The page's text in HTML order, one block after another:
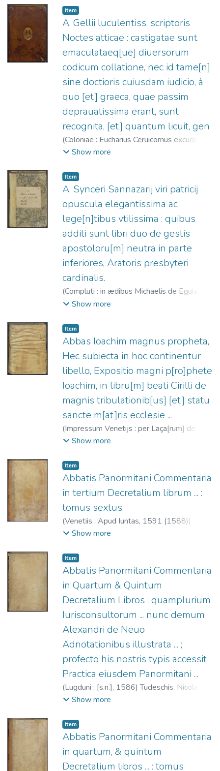
Item
A. Gellii luculentiss. scriptoris
Noctes atticae : castigatae sunt
emaculataeq[ue] diuersorum
codicum collatione, nec id tame[n]
sine doctioris cuiusdam iudicio, à
quo [et] graeca, quae passim
deprauatissima erant, sunt
recognita, [et] quantum licuit, gen
(Coloniae : Eucharius Ceruicornus excudebat
(sumptu [et] aere M. Godefridi Hittorpij ciuis
Eucharius, fl. 1513-1547?
Godefridus, fl. 1519-1540
Show more
Item
A. Synceri Sannazarij viri patricij
opuscula elegantissima ac
lege[n]tibus vtilissima : quibus
additi sunt libri duo de gestis
apostoloru[m] neutra in parte
inferiores, Aratoris presbyteri
cardinalis.
(Compluti : in ædibus Michaelis de Eguia,
1534-08-01)
Arator Apostolica historia
Show more
Item
Abbas Ioachim magnus propheta,
Hec subiecta in hoc continentur
libello, Expositio magni p[ro]phete
Ioachim, in libru[m] beati Cirilli de
magnis tribulationib[us] [et] statu
sancte m[at]ris ecclesie ...
(Impressum Venetijs : per Laça[rum] de
Soardis,1516-04-05
1490-1517
Show more
Item
Abbatis Panormitani Commentaria
in tertium Decretalium librum ... :
tomus sextus.
(Venetiis : Apud Iuntas, 1591 (1588))
Tudeschis, Nicolaus de, 1386-1445.
dell'Aquila che si rinnova (Venecia)
Católica. Papa (1227-1241: Gregorio IX).
Decretales.
Show more
Item
Abbatis Panormitani Commentaria
in Quartum & Quintum
Decretalium Libros : quamplurium
Iurisconsultorum ... nunc demum
Alexandri de Neuo
Adnotationibus illustrata ... ;
profecto his nostris typis accessit
Practica eiusdem Panormitani ...
(Lugduni : [s.n.], 1586)Tudeschis, Nicolaus
de, 1386-1445.
Iglesia Católica. Papa (1227-1241:
Gregorio IX). Decretales.
Show more
Item
Abbatis Panormitani Commentaria
in quartum, & quintum
Decretalium libros ... : tomus